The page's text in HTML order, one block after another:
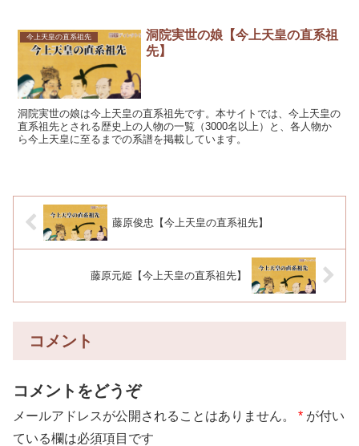
今上天皇の直系祖先
洞院実世の娘【今上天皇の直系祖
先】
洞院実世の娘は今上天皇の直系祖先です。本サイトでは、今上天皇の
直系祖先とされる歴史上の人物の一覧（3000名以上）と、各人物か
ら今上天皇に至るまでの系譜を掲載しています。
藤原俊忠【今上天皇の直系祖先】
藤原元姫【今上天皇の直系祖先】
コメント
コメントをどうぞ
メールアドレスが公開されることはありません。 * が付い
ている欄は必須項目です